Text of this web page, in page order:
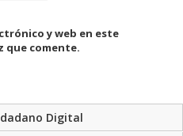
y web en este
que comente.
Digital